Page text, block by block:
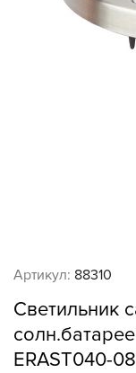
Артикул: 88310
Светильник
ERAST040-08